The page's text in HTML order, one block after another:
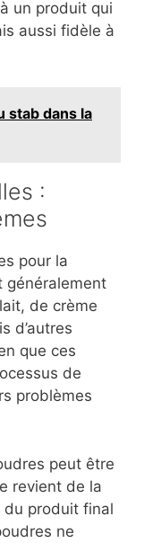
un produit qui
aussi fidèle à
stab dans la
:
pour la
généralement
de crème
d’autres
que ces
de
problèmes
peut être
revient de la
du produit final
ne